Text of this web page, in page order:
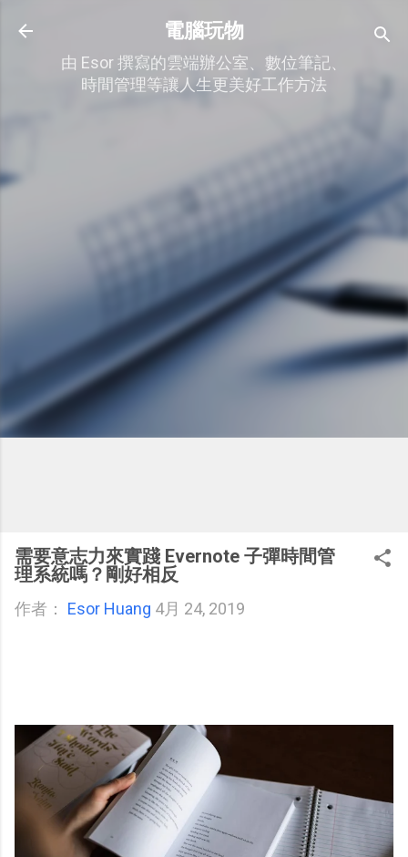
跳到主要內容
電腦玩物
由 Esor 撰寫的雲端辦公室、數位筆記、
時間管理等讓人生更美好工作方法
需要意志力來實踐 Evernote 子彈時間管
理系統嗎？剛好相反
作者： Esor Huang 4月 24, 2019